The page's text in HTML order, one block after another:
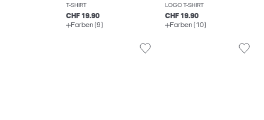
T-SHIRT
CHF 19.90
Farben (9)
LOGO T-SHIRT
CHF 19.90
Farben (10)